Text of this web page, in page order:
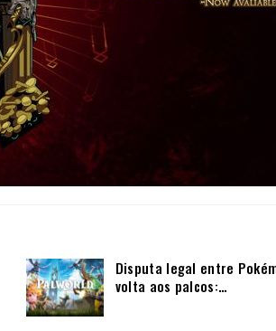
Disputa legal entre
volta aos palcos:…